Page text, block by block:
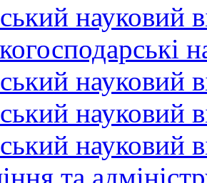
науковий
науковий
науковий
науковий
та